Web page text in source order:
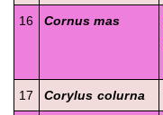
16 Cornus mas
17 Corylus colurna